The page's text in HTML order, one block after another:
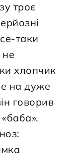
троє
таки
не
хлопчик
на дуже
говорив